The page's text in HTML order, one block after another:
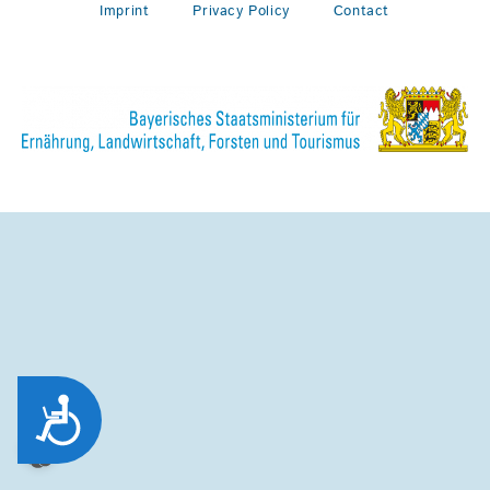
Zug&auml;nglichkeit
Imprint Privacy Policy Contact